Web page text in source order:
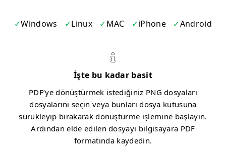
Windows Linux MAC iPhone Android
İşte bu kadar basit
PDF’ye dönüştürmek istediğiniz PNG dosyaları
dosyalarını seçin veya bunları dosya kutusuna
sürükleyip bırakarak dönüştürme işlemine başlayın.
Ardından elde edilen dosyayı bilgisayara PDF
formatında kaydedin.